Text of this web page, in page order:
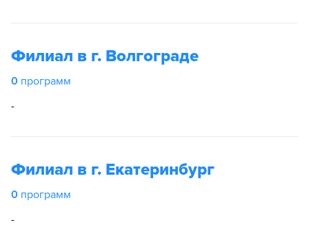
Филиал в г. Волгограде
0 программ
-
Филиал в г. Екатеринбург
0 программ
-